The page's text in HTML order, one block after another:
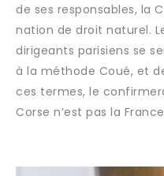
de ses responsables, la
nation de droit naturel.
dirigeants parisiens se
à la méthode Coué, et
ces termes, le
Corse n’est pas la